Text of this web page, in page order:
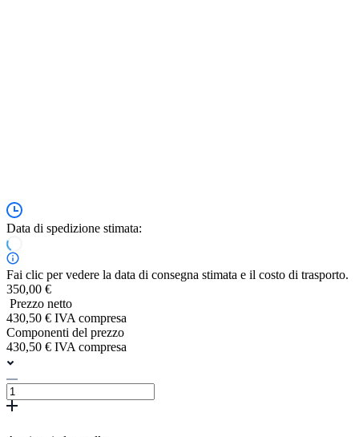
Data di spedizione stimata:
Fai clic per vedere la data di consegna stimata e il costo di trasporto.
350,00 €
Prezzo netto
430,50 € IVA compresa
Componenti del prezzo
430,50 € IVA compresa